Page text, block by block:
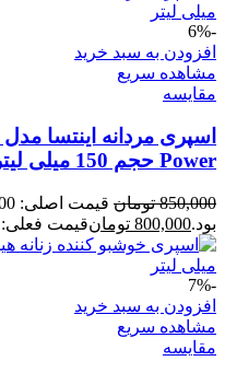
-6%
افزودن به سبد خرید
مشاهده سریع
مقایسه
Power حجم 150 میلی لیتر
850,000 تومان
بود.800,000 تومانقیمت فعلی: 800,000 تومان.
-7%
افزودن به سبد خرید
مشاهده سریع
مقایسه